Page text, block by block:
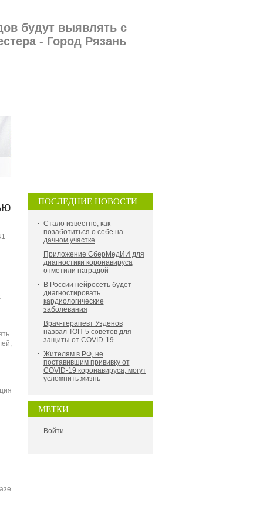
будут выявлять с
- Город Рязань
ПОСЛЕДНИЕ НОВОСТИ
Стало известно, как
позаботиться о себе на
дачном участке
Приложение СберМедИИ для
диагностики коронавируса
отметили наградой
В России нейросеть будет
диагностировать
кардиологические
заболевания
Врач-терапевт Узденов
назвал ТОП-5 советов для
защиты от COVID-19
Жителям в РФ, не
поставившим прививку от
COVID-19 коронавируса, могут
усложнить жизнь
МЕТКИ
Войти